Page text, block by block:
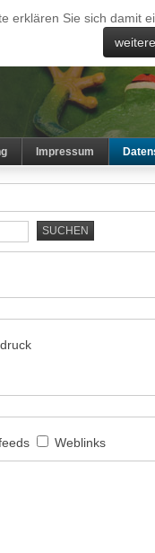
Sie sich damit
Impressum
SUCHEN
Weblinks